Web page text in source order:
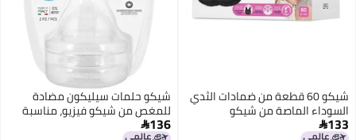
شيكو 60 قطعة من ضمادات الثدي
السوداء الماصة من شيكو
133
شيكو حلمات سيليكون مضادة
للمغص من شيكو فيزيو، مناسبة
للأطفال من عمر 6 أشهر فما فوق 136